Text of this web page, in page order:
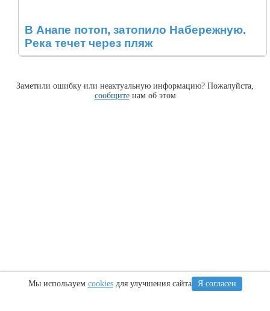
В Анапе потоп, затопило Набережную.
Река течет через пляж
Заметили ошибку или неактуальную информацию? Пожалуйста,
сообщитенам об этом
ИнформацияСочи Крым Регионы
Мы используем cookiesдля улучшения сайта Я согласен